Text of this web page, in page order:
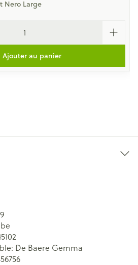
Nero Large
Ajouter au panier
De Baere Gemma